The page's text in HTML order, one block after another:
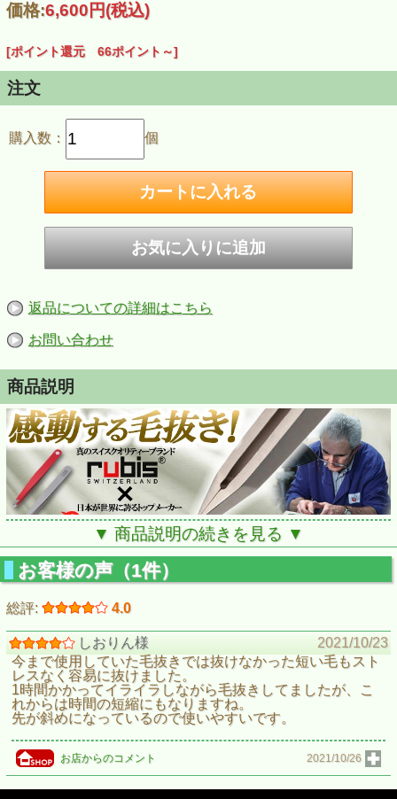
価格:6,600円(税込)
[ポイント還元 66ポイント～]
注文
購入数： 個
返品についての詳細はこちら
お問い合わせ
商品説明
スイスの職人技が見事！感動する毛抜き。毛ぬき ツィザー
▼ 商品説明の続きを見る ▼
お客様の声（1件）
総評: 4.0
しおりん様
2021/10/23
今まで使用していた毛抜きでは抜けなかった短い毛もスト
レスなく容易に抜けました。
1時間かかってイライラしながら毛抜きしてましたが、こ
れからは時間の短縮にもなりますね。
先が斜めになっているので使いやすいです。
お店からのコメント 2021/10/26